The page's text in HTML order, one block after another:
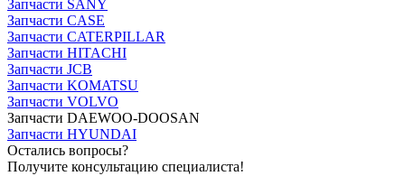
Запчасти SANY
Запчасти CASE
Запчасти CATERPILLAR
Запчасти HITACHI
Запчасти JCB
Запчасти KOMATSU
Запчасти VOLVO
Запчасти DAEWOO-DOOSAN
Запчасти HYUNDAI
Остались вопросы?
Получите консультацию специалиста!